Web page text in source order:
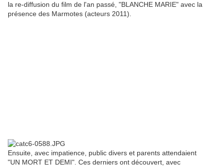
la re-diffusion du film de l'an passé, "BLANCHE MARIE" avec la
présence des Marmotes (acteurs 2011).
Ensuite, avec impatience, public divers et parents attendaient
"UN MORT ET DEMI". Ces derniers ont découvert, avec